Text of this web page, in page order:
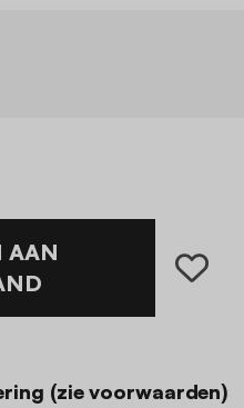
AAN
(zie voorwaarden)